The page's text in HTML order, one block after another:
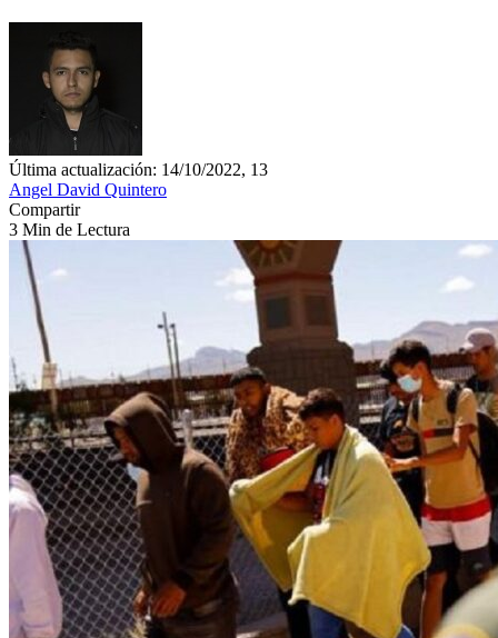
Última actualización: 14/10/2022, 13
Angel David Quintero
Compartir
3 Min de Lectura